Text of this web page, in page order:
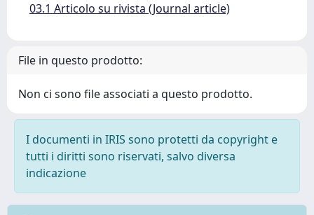
03.1 Articolo su rivista (Journal article)
File in questo prodotto:
Non ci sono file associati a questo prodotto.
I documenti in IRIS sono protetti da copyright e
tutti i diritti sono riservati, salvo diversa
indicazione